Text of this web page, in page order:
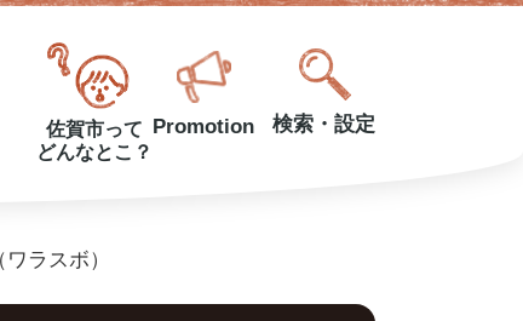
佐賀市って
どんなとこ？
Promotion 検索・設定
ラスボ）